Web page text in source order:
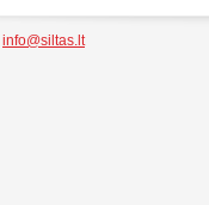
info@siltas.lt